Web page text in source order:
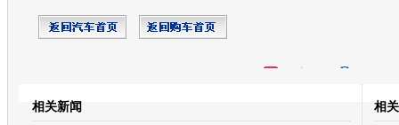
相关新闻 相